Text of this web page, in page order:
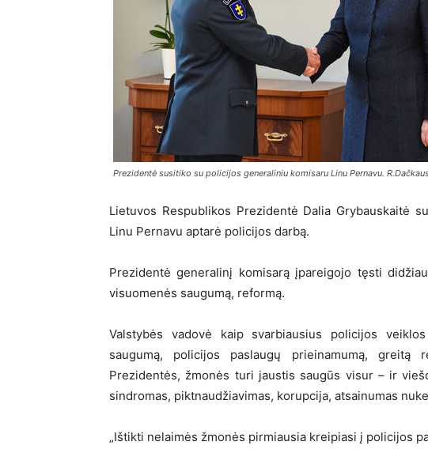
Prezidentė susitiko su policijos generaliniu komisaru Linu Pernavu.
Lietuvos Respublikos Prezidentė Dalia Grybauskaitė
Linu Pernavu aptarė policijos darbą.
Prezidentė generalinį komisarą įpareigojo tęsti
visuomenės saugumą, reformą.
Valstybės vadovė kaip svarbiausius policijos
saugumą, policijos paslaugų prieinamumą, greitą
Prezidentės, žmonės turi jaustis saugūs visur – ir
sindromas, piktnaudžiavimas, korupcija, atsainumas
„Ištikti nelaimės žmonės pirmiausia kreipiasi į policijos